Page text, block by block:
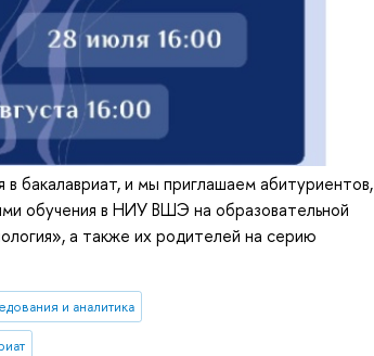
в бакалавриат, и мы приглашаем абитуриентов,
обучения в НИУ ВШЭ на образовательной
а также их родителей на серию
и аналитика